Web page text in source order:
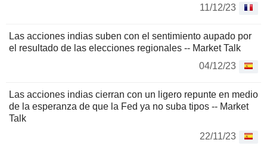
11/12/23
Las acciones indias suben con el sentimiento aupado por
el resultado de las elecciones regionales -- Market Talk
04/12/23
Las acciones indias cierran con un ligero repunte en medio
de la esperanza de que la Fed ya no suba tipos -- Market
Talk
22/11/23